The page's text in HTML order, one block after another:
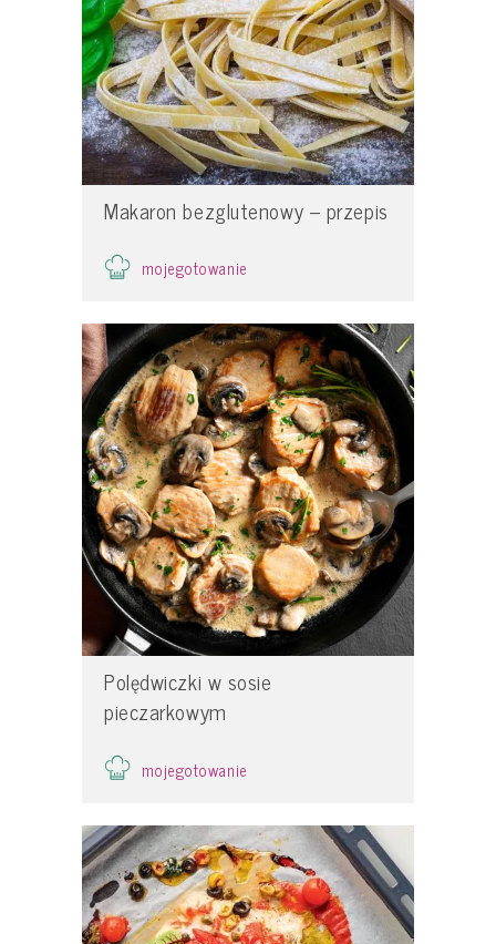
Makaron bezglutenowy – przepis
mojegotowanie
Polędwiczki w sosie
pieczarkowym
mojegotowanie